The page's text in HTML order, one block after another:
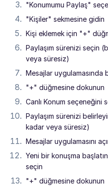
"Konumumu Paylaş"
"Kişiler" sekmesine gidin
Kişi eklemek için "+"
Paylaşım sürenizi seçin
veya süresiz)
Mesajlar uygulamasında
"+" düğmesine dokunun
Canlı Konum seçeneğini
Paylaşım sürenizi
kadar veya süresiz)
Mesajlar uygulamasını
Yeni bir konuşma
seçin
"+" düğmesine dokunun